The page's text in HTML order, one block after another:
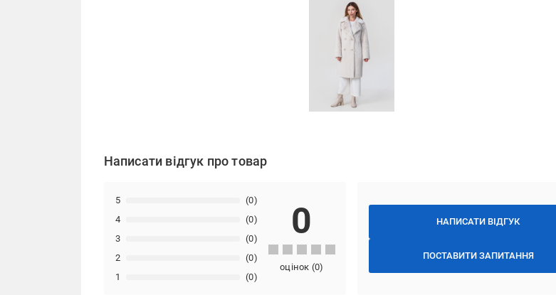
Написати відгук про товар
НАПИСАТИ ВІДГУК
ПОСТАВИТИ ЗАПИТАННЯ
1 (0)
2 (0)
3 (0)
4 (0)
5 (0)
0
оцінок (0)